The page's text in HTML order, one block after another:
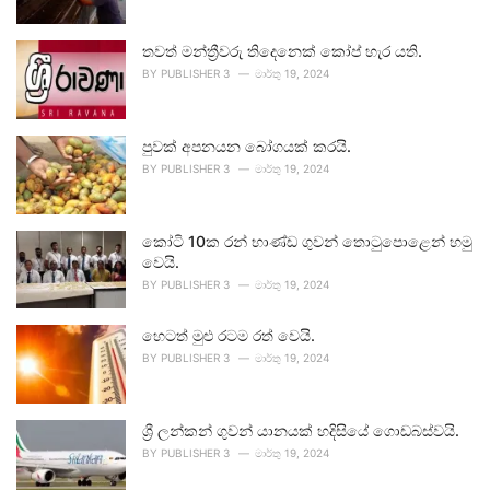
තවත් මන්ත්‍රීවරු තිදෙනෙක් කෝප් හැර යති.
BY PUBLISHER 3 මාර්තු 19, 2024
පුවක් අපනයන බෝගයක් කරයි.
BY PUBLISHER 3 මාර්තු 19, 2024
කෝටි 10ක රන් භාණ්ඩ ගුවන් තොටුපොළෙන් හමු
වෙයි.
BY PUBLISHER 3 මාර්තු 19, 2024
හෙටත් මුළු රටම රත් වෙයි.
BY PUBLISHER 3 මාර්තු 19, 2024
ශ්‍රී ලන්කන් ගුවන් යානයක් හදිසියේ ගොඩබස්වයි.
BY PUBLISHER 3 මාර්තු 19, 2024